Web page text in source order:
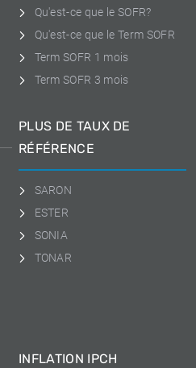
Qu'est-ce que le SOFR?
Qu'est-ce que le Term SOFR
Term SOFR 1 mois
Term SOFR 3 mois
PLUS DE TAUX DE
RÉFÉRENCE
SARON
ESTER
SONIA
TONAR
INFLATION IPCH